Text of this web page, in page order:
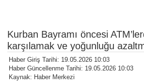
Kurban Bayramı öncesi
karşılamak ve yoğunluğu
Haber Giriş Tarihi: 19.05.2026 10:03
Haber Güncellenme Tarihi: 19.05.2026 10:03
Kaynak: Haber Merkezi